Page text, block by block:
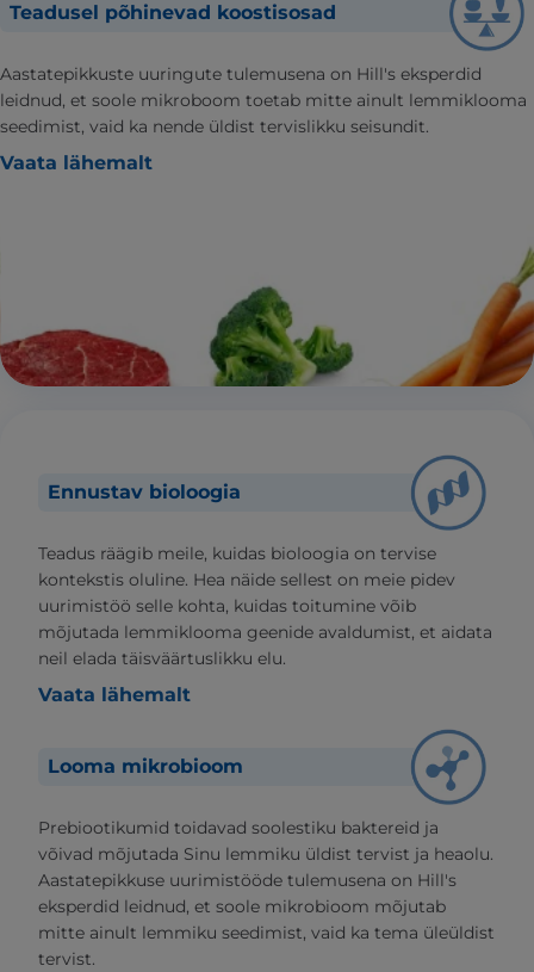
Teadusel põhinevad koostisosad
Aastatepikkuste uuringute tulemusena on Hill's eksperdid
leidnud, et soole mikroboom toetab mitte ainult lemmiklooma
seedimist, vaid ka nende üldist tervislikku seisundit.
Vaata lähemalt
Ennustav bioloogia
Teadus räägib meile, kuidas bioloogia on tervise
kontekstis oluline. Hea näide sellest on meie pidev
uurimistöö selle kohta, kuidas toitumine võib
mõjutada lemmiklooma geenide avaldumist, et aidata
neil elada täisväärtuslikku elu.
Vaata lähemalt
Looma mikrobioom
Prebiootikumid toidavad soolestiku baktereid ja
võivad mõjutada Sinu lemmiku üldist tervist ja heaolu.
Aastatepikkuse uurimistööde tulemusena on Hill's
eksperdid leidnud, et soole mikrobioom mõjutab
mitte ainult lemmiku seedimist, vaid ka tema üleüldist
tervist.